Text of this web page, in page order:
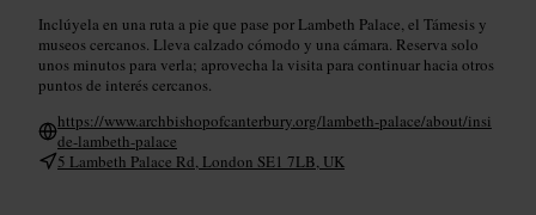
Inclúyela en una ruta a pie que pase por Lambeth Palace, el Támesis y
museos cercanos. Lleva calzado cómodo y una cámara. Reserva solo
unos minutos para verla; aprovecha la visita para continuar hacia otros
puntos de interés cercanos.
https://www.archbishopofcanterbury.org/lambeth-palace/about/insi
de-lambeth-palace
5 Lambeth Palace Rd, London SE1 7LB, UK